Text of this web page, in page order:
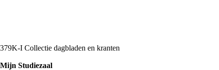
379K-I Collectie dagbladen en kranten
Mijn Studiezaal